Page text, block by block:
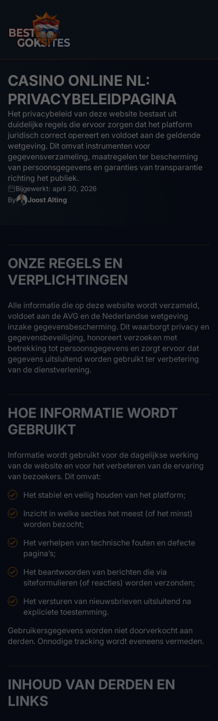
CASINO ONLINE NL:
PRIVACYBELEIDPAGINA
Het privacybeleid van deze website bestaat uit
duidelijke regels die ervoor zorgen dat het platform
juridisch correct opereert en voldoet aan de geldende
wetgeving. Dit omvat instrumenten voor
gegevensverzameling, maatregelen ter bescherming
van persoonsgegevens en garanties van transparantie
richting het publiek.
Bijgewerkt: april 30, 2026
By
Joost Alting
ONZE REGELS EN
VERPLICHTINGEN
Alle informatie die op deze website wordt verzameld,
voldoet aan de AVG en de Nederlandse wetgeving
inzake gegevensbescherming. Dit waarborgt privacy en
gegevensbeveiliging, honoreert verzoeken met
betrekking tot persoonsgegevens en zorgt ervoor dat
gegevens uitsluitend worden gebruikt ter verbetering
van de dienstverlening.
HOE INFORMATIE WORDT
GEBRUIKT
Informatie wordt gebruikt voor de dagelijkse werking
van de website en voor het verbeteren van de ervaring
van bezoekers. Dit omvat:
Het stabiel en veilig houden van het platform;
Inzicht in welke secties het meest (of het minst)
worden bezocht;
Het verhelpen van technische fouten en defecte
pagina’s;
Het beantwoorden van berichten die via
siteformulieren (of reacties) worden verzonden;
Het versturen van nieuwsbrieven uitsluitend na
expliciete toestemming.
Gebruikersgegevens worden niet doorverkocht aan
derden. Onnodige tracking wordt eveneens vermeden.
INHOUD VAN DERDEN EN
LINKS